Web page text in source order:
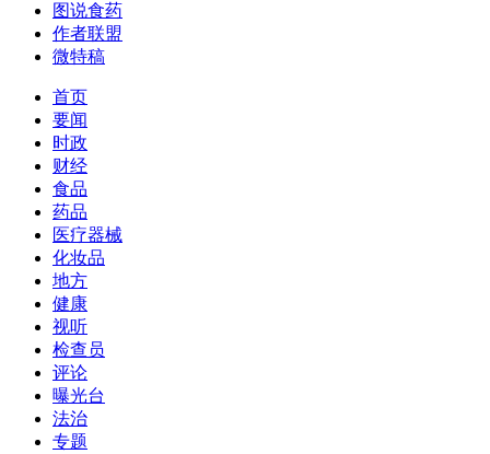
图说食药
作者联盟
微特稿
首页
要闻
时政
财经
食品
药品
医疗器械
化妆品
地方
健康
视听
检查员
评论
曝光台
法治
专题